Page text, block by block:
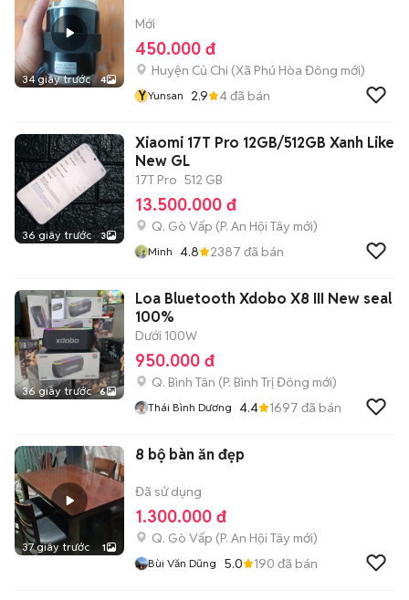
34 giây trước 4
Mới
450.000 đ
Huyện Củ Chi (Xã Phú Hòa Đông mới)
YYunsan 2.9 4đã bán
36 giây trước 3
Xiaomi 17T Pro 12GB/512GB Xanh Like
New GL
17T Pro 512 GB
13.500.000 đ
Q. Gò Vấp (P. An Hội Tây mới)
Minh 4.8 2387 đã bán
36 giây trước 6
Loa Bluetooth Xdobo X8 III New seal
100%
Dưới 100W
950.000 đ
Q. Bình Tân (P. Bình Trị Đông mới)
Thái Bình Dương 4.4 1697 đã bán
37 giây trước 1
8 bộ bàn ăn đẹp
Đã sử dụng
1.300.000 đ
Q. Gò Vấp (P. An Hội Tây mới)
Bùi Văn Dũng 5.0 190 đã bán